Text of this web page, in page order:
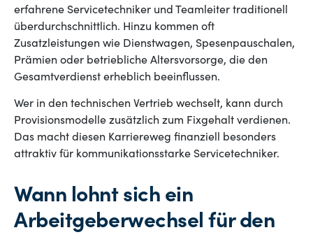
erfahrene Servicetechniker und Teamleiter traditionell
überdurchschnittlich. Hinzu kommen oft
Zusatzleistungen wie Dienstwagen, Spesenpauschalen,
Prämien oder betriebliche Altersvorsorge, die den
Gesamtverdienst erheblich beeinflussen.
Wer in den technischen Vertrieb wechselt, kann durch
Provisionsmodelle zusätzlich zum Fixgehalt verdienen.
Das macht diesen Karriereweg finanziell besonders
attraktiv für kommunikationsstarke Servicetechniker.
Wann lohnt sich ein
Arbeitgeberwechsel für den